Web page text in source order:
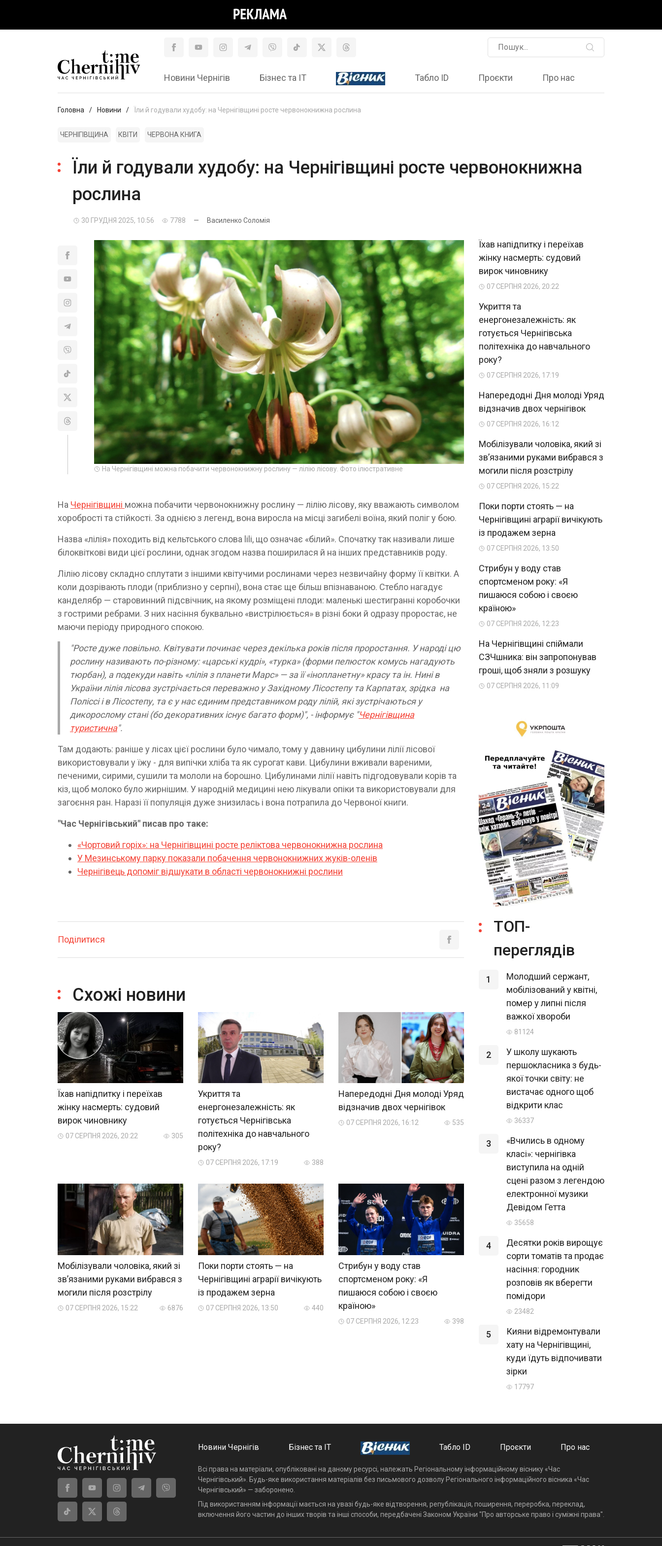
Новини Чернігів Бізнес та ІТ Табло ID Проєкти Про нас
Головна Новини Їли й годували худобу: на Чернігівщині росте червонокнижна рослина
ЧЕРНІГІВЩИНА КВІТИ ЧЕРВОНА КНИГА
Їли й годували худобу: на Чернігівщині росте червонокнижна
рослина
30 ГРУДНЯ 2025, 10:56 7788 — Василенко Соломія
На Чернігівщині можна побачити червонокнижну рослину — лілію лісову. Фото ілюстративне
На Чернігівщині можна побачити червонокнижну рослину — лілію лісову, яку вважають символом
хоробрості та стійкості. За однією з легенд, вона виросла на місці загибелі воїна, який поліг у бою.
Назва «лілія» походить від кельтського слова lili, що означає «білий». Спочатку так називали лише
білоквіткові види цієї рослини, однак згодом назва поширилася й на інших представників роду.
Лілію лісову складно сплутати з іншими квітучими рослинами через незвичайну форму її квітки. А
коли дозрівають плоди (приблизно у серпні), вона стає ще більш впізнаваною. Стебло нагадує
канделябр — старовинний підсвічник, на якому розміщені плоди: маленькі шестигранні коробочки
з гострими ребрами. З них насіння буквально «вистрілюється» в різні боки й одразу проростає, не
маючи періоду природного спокою.
"Росте дуже повільно. Квітувати починає через декілька років після проростання. У народі цю
рослину називають по-різному: «царські кудрі», «турка» (форми пелюсток комусь нагадують
тюрбан), а подекуди навіть «лілія з планети Марс» — за її «інопланетну» красу та ін. Нині в
України лілія лісова зустрічається переважно у Західному Лісостепу та Карпатах, зрідка на
Поліссі і в Лісостепу, та є у нас єдиним представником роду лілій, які зустрічаються у
дикорослому стані (бо декоративних існує багато форм)", - інформує "Чернігівщина
туристична".
Там додають: раніше у лісах цієї рослини було чимало, тому у давнину цибулини лілії лісової
використовували у їжу - для випічки хліба та як сурогат кави. Цибулини вживали вареними,
печеними, сирими, сушили та мололи на борошно. Цибулинами лілії навіть підгодовували корів та
кіз, щоб молоко було жирнішим. У народній медицині нею лікували опіки та використовували для
загоєння ран. Наразі її популяція дуже знизилась і вона потрапила до Червоної книги.
"Час Чернігівський" писав про таке:
«Чортовий горіх»: на Чернігівщині росте реліктова червонокнижна рослина
У Мезинському парку показали побачення червонокнижних жуків-оленів
Чернігівець допоміг відшукати в області червонокнижні рослини
Поділитися
Схожі новини
Їхав напідпитку і переїхав
жінку насмерть: судовий
вирок чиновнику
07 СЕРПНЯ 2026, 20:22 305
Укриття та
енергонезалежність: як
готується Чернігівська
політехніка до навчального
року?
07 СЕРПНЯ 2026, 17:19 388
Напередодні Дня молоді Уряд
відзначив двох чернігівок
07 СЕРПНЯ 2026, 16:12 535
Мобілізували чоловіка, який зі
зв’язаними руками вибрався з
могили після розстрілу
07 СЕРПНЯ 2026, 15:22 6876
Поки порти стоять — на
Чернігівщині аграрії вичікують
із продажем зерна
07 СЕРПНЯ 2026, 13:50 440
Стрибун у воду став
спортсменом року: «Я
пишаюся собою і своєю
країною»
07 СЕРПНЯ 2026, 12:23 398
Їхав напідпитку і переїхав
жінку насмерть: судовий
вирок чиновнику
07 СЕРПНЯ 2026, 20:22
Укриття та
енергонезалежність: як
готується Чернігівська
політехніка до навчального
року?
07 СЕРПНЯ 2026, 17:19
Напередодні Дня молоді Уряд
відзначив двох чернігівок
07 СЕРПНЯ 2026, 16:12
Мобілізували чоловіка, який зі
зв’язаними руками вибрався з
могили після розстрілу
07 СЕРПНЯ 2026, 15:22
Поки порти стоять — на
Чернігівщині аграрії вичікують
із продажем зерна
07 СЕРПНЯ 2026, 13:50
Стрибун у воду став
спортсменом року: «Я
пишаюся собою і своєю
країною»
07 СЕРПНЯ 2026, 12:23
На Чернігівщині спіймали
СЗЧшника: він запропонував
гроші, щоб зняли з розшуку
07 СЕРПНЯ 2026, 11:09
ТОП-
переглядів
1
Молодший сержант,
мобілізований у квітні,
помер у липні після
важкої хвороби
81124
2
У школу шукають
першокласника з будь-
якої точки світу: не
вистачає одного щоб
відкрити клас
36337
3
«Вчились в одному
класі»: чернігівка
виступила на одній
сцені разом з легендою
електронної музики
Девідом Гетта
35658
4
Десятки років вирощує
сорти томатів та продає
насіння: городник
розповів як вберегти
помідори
23482
5
Кияни відремонтували
хату на Чернігівщині,
куди їдуть відпочивати
зірки
17797
Новини Чернігів Бізнес та ІТ Табло ID Проєкти Про нас
Всі права на матеріали, опубліковані на даному ресурсі, належать Регіональному інформаційному віснику «Час
Чернігівський». Будь-яке використання матеріалів без письмового дозволу Регіонального інформаційного вісника «Час
Чернігівський» — заборонено.
Під використанням інформації мається на увазі будь-яке відтворення, републікація, поширення, переробка, переклад,
включення його частин до інших творів та інші способи, передбачені Законом України "Про авторське право і суміжні права".